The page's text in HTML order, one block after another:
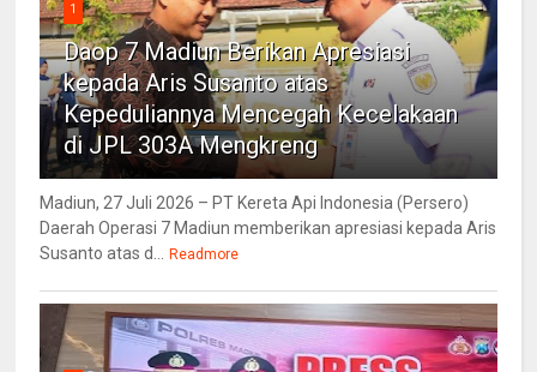
1
Daop 7 Madiun Berikan Apresiasi
kepada Aris Susanto atas
Kepeduliannya Mencegah Kecelakaan
di JPL 303A Mengkreng
Madiun, 27 Juli 2026 – PT Kereta Api Indonesia (Persero)
Daerah Operasi 7 Madiun memberikan apresiasi kepada Aris
Susanto atas d...
Readmore